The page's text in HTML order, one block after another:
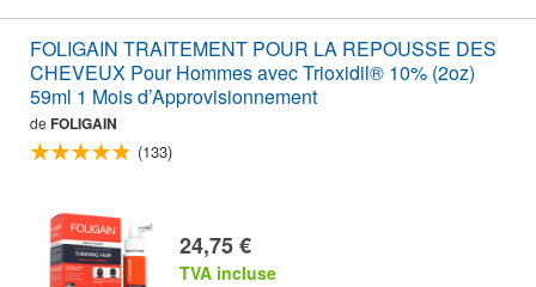
FOLIGAIN TRAITEMENT POUR LA REPOUSSE DES
CHEVEUX Pour Hommes avec Trioxidil® 10% (2oz)
59ml 1 Mois d’Approvisionnement
de FOLIGAIN
(133)
24,75 €
TVA incluse